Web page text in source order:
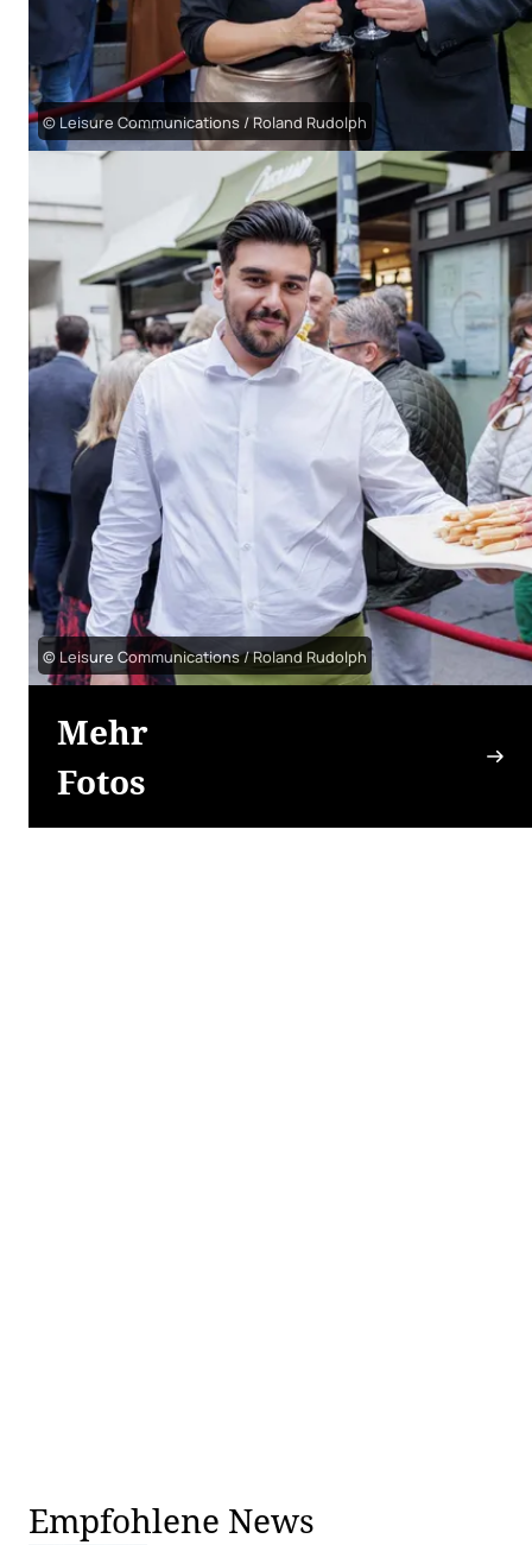
© Leisure Communications / Roland Rudolph
© Leisure Communications / Roland Rudolph
Mehr
Fotos
Empfohlene News